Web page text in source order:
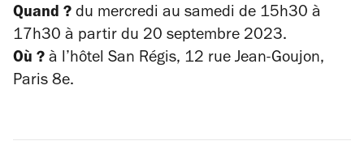
Quand ? du mercredi au samedi de 15h30 à
17h30 à partir du 20 septembre 2023.
Où ? à l’hôtel San Régis, 12 rue Jean-Goujon,
Paris 8e.